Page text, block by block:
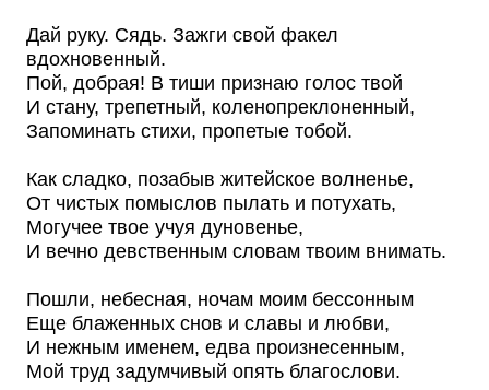
Дай руку. Сядь. Зажги свой факел
вдохновенный.
Пой, добрая! В тиши признаю голос твой
И стану, трепетный, коленопреклоненный,
Запоминать стихи, пропетые тобой.
Как сладко, позабыв житейское волненье,
От чистых помыслов пылать и потухать,
Могучее твое учуя дуновенье,
И вечно девственным словам твоим внимать.
Пошли, небесная, ночам моим бессонным
Еще блаженных снов и славы и любви,
И нежным именем, едва произнесенным,
Мой труд задумчивый опять благослови.